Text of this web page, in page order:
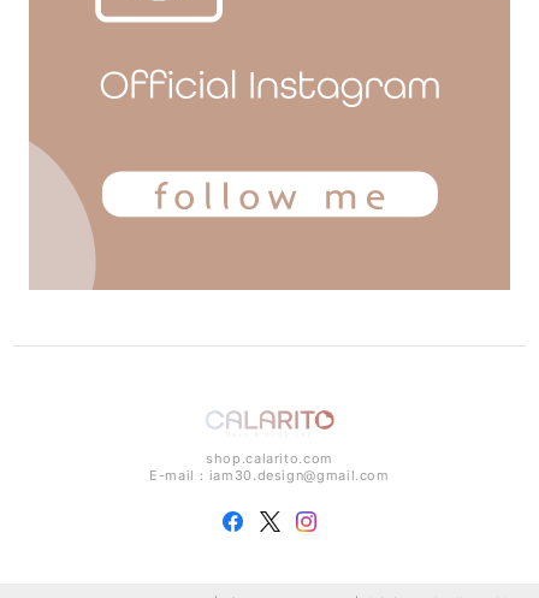
shop.calarito.com
E-mail： iam30.design@gmail.com